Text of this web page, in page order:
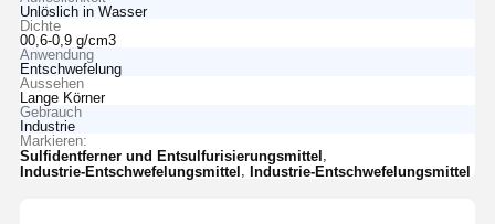
Unlöslich in Wasser
Dichte
00,6-0,9 g/cm3
Anwendung
Entschwefelung
Aussehen
Lange Körner
Gebrauch
Industrie
Markieren:
Sulfidentferner und Entsulfurisierungsmittel
Industrie-Entschwefelungsmittel
Industrie-Entschwefelungsmittel